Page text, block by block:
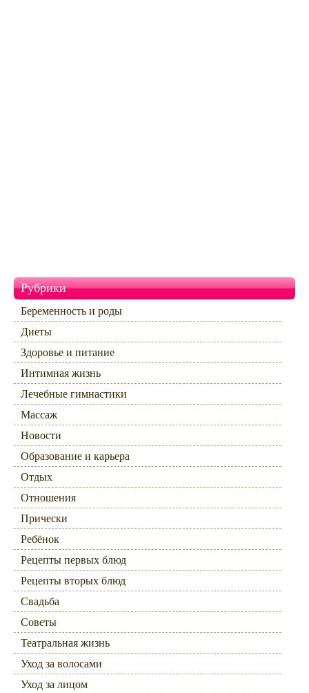
Рубрики
Беременность и роды
Диеты
Здоровье и питание
Интимная жизнь
Лечебные гимнастики
Массаж
Новости
Образование и карьера
Отдых
Отношения
Прически
Ребёнок
Рецепты первых блюд
Рецепты вторых блюд
Свадьба
Советы
Театральная жизнь
Уход за волосами
Уход за лицом